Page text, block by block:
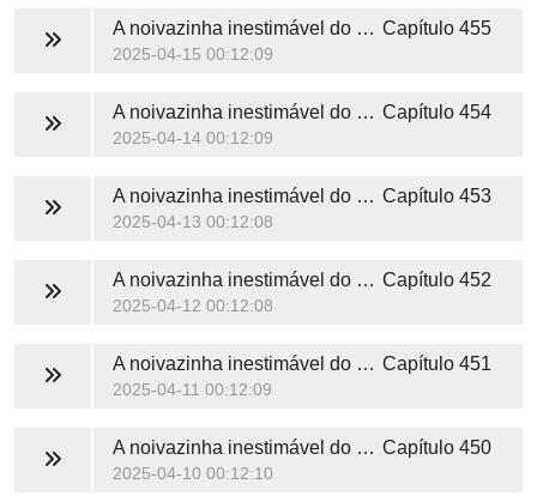
A noivazinha inestimável do Sr. Tremont Capítulo 455
2025-04-15 00:12:09
A noivazinha inestimável do Sr. Tremont Capítulo 454
2025-04-14 00:12:09
A noivazinha inestimável do Sr. Tremont Capítulo 453
2025-04-13 00:12:08
A noivazinha inestimável do Sr. Tremont Capítulo 452
2025-04-12 00:12:08
A noivazinha inestimável do Sr. Tremont Capítulo 451
2025-04-11 00:12:09
A noivazinha inestimável do Sr. Tremont Capítulo 450
2025-04-10 00:12:10